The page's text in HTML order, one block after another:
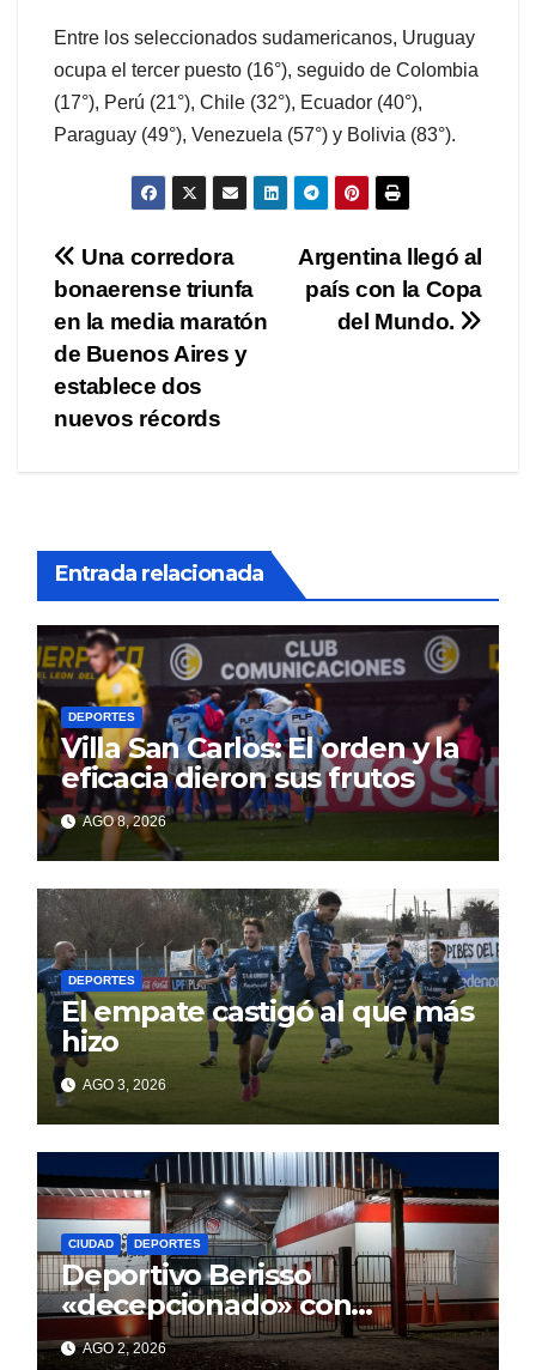
Entre los seleccionados sudamericanos, Uruguay
ocupa el tercer puesto (16°), seguido de Colombia
(17°), Perú (21°), Chile (32°), Ecuador (40°),
Paraguay (49°), Venezuela (57°) y Bolivia (83°).
Navegación
de
entradas
Argentina llegó al
país con la Copa
del Mundo.
Una corredora
bonaerense triunfa
en la media maratón
de Buenos Aires y
establece dos
nuevos récords
Entrada relacionada
DEPORTES
Villa San Carlos: El orden y la
eficacia dieron sus frutos
AGO 8, 2026
DEPORTES
El empate castigó al que más
hizo
AGO 3, 2026
CIUDAD DEPORTES
Deportivo Berisso
«decepcionado» con
Cagliardi y sus promesas
AGO 2, 2026